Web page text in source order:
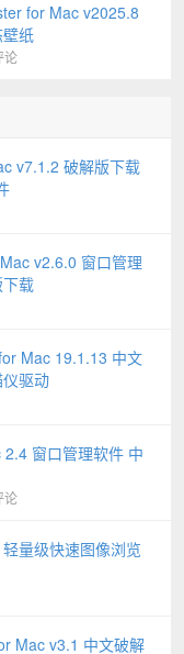
for Mac v2025.8
纸
论
v7.1.2 破解版下载
v2.6.0 窗口管理
载
Mac 19.1.13 中文
驱动
窗口管理软件 中
论
量级快速图像浏览
Mac v3.1 中文破解